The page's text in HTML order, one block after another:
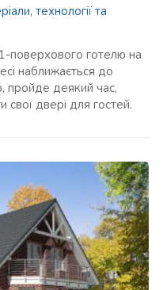
технології та
поверхового готелю на
наближається до
пройде деякий час,
свої двері для гостей.